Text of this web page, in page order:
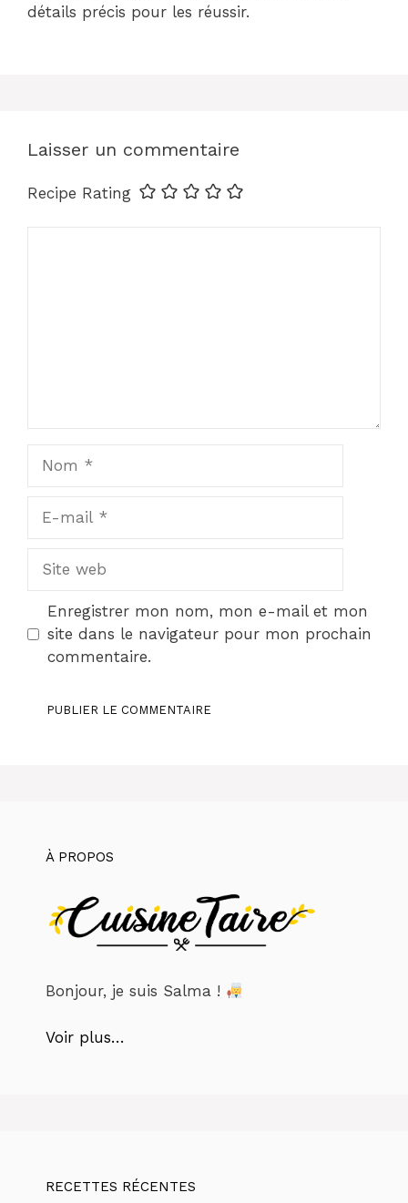
détails précis pour les réussir.
Laisser un commentaire
Recipe Rating
mail
web
Enregistrer mon nom, mon e-mail et mon
site dans le navigateur pour mon prochain
commentaire.
À PROPOS
Bonjour, je suis Salma !
Voir plus…
RECETTES RÉCENTES